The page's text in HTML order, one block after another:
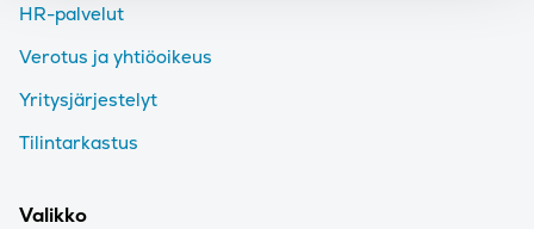
HR-palvelut
Verotus ja yhtiöoikeus
Yritysjärjestelyt
Tilintarkastus
Valikko